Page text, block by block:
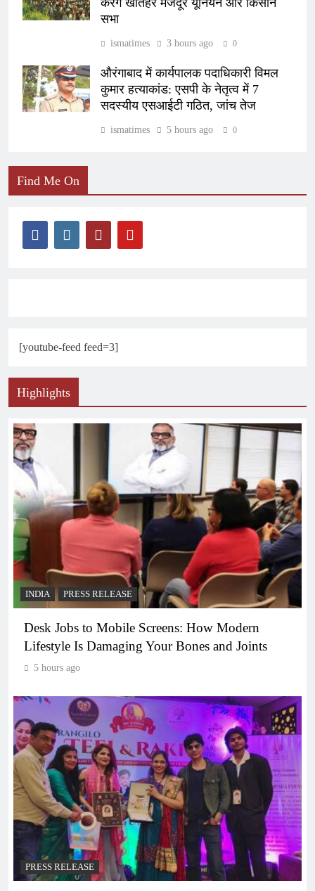
सभा
ismatimes 3 hours ago 0
औरंगाबाद में कार्यपालक पदाधिकारी विमल
कुमार हत्याकांड: एसपी के नेतृत्व में 7
सदस्यीय एसआईटी गठित, जांच तेज
ismatimes 5 hours ago 0
Find Me On
[youtube-feed feed=3]
Highlights
INDIA PRESS RELEASE
Desk Jobs to Mobile Screens: How Modern
Lifestyle Is Damaging Your Bones and Joints
5 hours ago
PRESS RELEASE